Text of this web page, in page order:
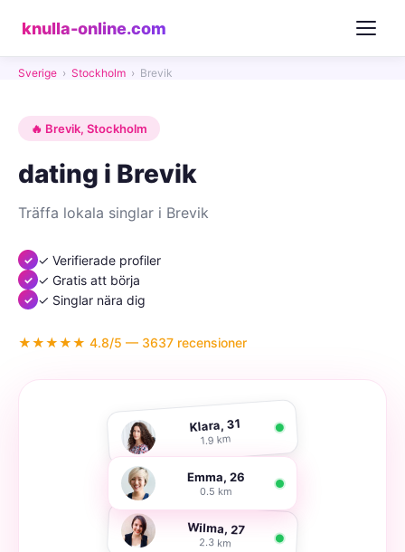
knulla-online.com
Sverige › Stockholm › Brevik
🔥 Brevik, Stockholm
dating i Brevik
Träffa lokala singlar i Brevik
✓ Verifierade profiler
✓ Gratis att börja
✓ Singlar nära dig
★★★★★ 4.8/5 — 3637 recensioner
Klara, 31
1.9 km
Emma, 26
0.5 km
Wilma, 27
2.3 km